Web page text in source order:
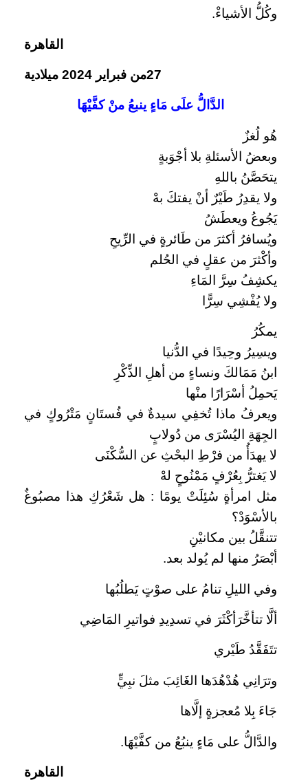
وكُلُّ الأشياءْ.
القاهرة
27من فبراير 2024 ميلادية
الدَّالُّ علَى مَاءٍ ينبعُ منْ كفَّيْهَا
هُو لُغزٌ
وبعضُ الأسئلةِ بلا أجْوَبةٍ
يتحَصَّنُ باللهِ
ولا يقدِرُ طَيْرٌ أنْ يفتكَ بهْ
يَجُوعُ ويعطَشُ
ويُسافرُ أكثرَ من طَائرةٍ في الرِّيحِ
وأكْثرَ من عقلٍ في الحُلم
يكشِفُ سِرَّ المَاءِ
ولا يُفْشِي سِرًّا
يمكُرُ
ويسِيرُ وحِيدًا في الدُّنيا
ابنُ مَمَالكَ ونساءٍ من أهلِ الذِّكْرِ
يَحمِلُ أسْرَارًا منْها
ويعرفُ ماذا تُخفِي سيدةٌ في فُستَانٍ مَتْرُوكٍ في
الجِهَةِ اليُسْرَى من دُولابٍ
لا يهدَأُ من فرْطِ البحْثِ عن السُّكْنَى
لا يَغترُّ بِعُرْفٍ مَمْنُوحٍ لهْ
مثل امرأةٍ سُئِلَتْ يومًا : هل شَعْرُكِ هذا مصبُوغٌ
بالأسْوَدْ؟
تتنقَّلُ بين مكانيْنِ
أبْصَرُ منها لم يُولد بعد.
وفي الليلِ تنامُ على صوْتٍ يَطلُبُها
ألَّا تتأخَّرَأكْثَرَ في تسدِيدِ فواتيرِ المَاضِي
تتَفَقَّدُ طَيْري
وترَانِي هُدْهُدَها الغَائِبَ مثلَ نبِيٍّ
جَاءَ بِلا مُعجزةٍ إلَّاها
والدَّالُّ على مَاءٍ ينبُعُ من كفَّيْهَا.
القاهرة